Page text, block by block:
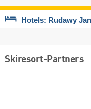
Hotels: Rudawy
Skiresort-Partners